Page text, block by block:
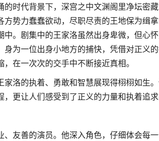
的时代背景下，深宫之中文渊阁里净坛密
势力蠢蠢欲动，尽职尽责的王地保为缉拿
中。剧集中的王家洛虽然出身卑微，但心
为一位出身小地方的捕快，凭借对正义
在一次次的交手中不断接近真相。
家洛的执着、勇敢和智慧展现得栩栩如生
更让人们感受到了正义的力量和执着追求
友善的演员。他深入角色，仔细体会每